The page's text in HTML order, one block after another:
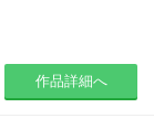
作品詳細へ